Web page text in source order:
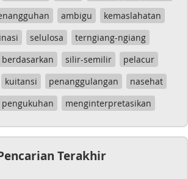
ambigu
kemaslahatan
selulosa
terngiang-ngiang
berdasarkan silir-semilir
pelacur
kuitansi penanggulangan
nasehat
pengukuhan menginterpretasikan
Terakhir